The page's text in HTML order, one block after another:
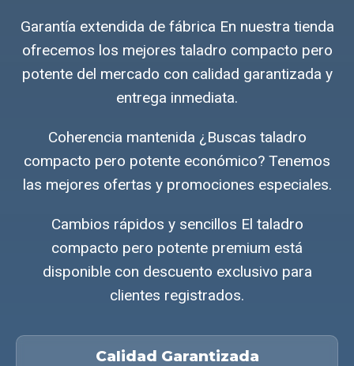
Garantía extendida de fábrica En nuestra tienda
ofrecemos los mejores taladro compacto pero
potente del mercado con calidad garantizada y
entrega inmediata.
Coherencia mantenida ¿Buscas taladro
compacto pero potente económico? Tenemos
las mejores ofertas y promociones especiales.
Cambios rápidos y sencillos El taladro
compacto pero potente premium está
disponible con descuento exclusivo para
clientes registrados.
Calidad Garantizada